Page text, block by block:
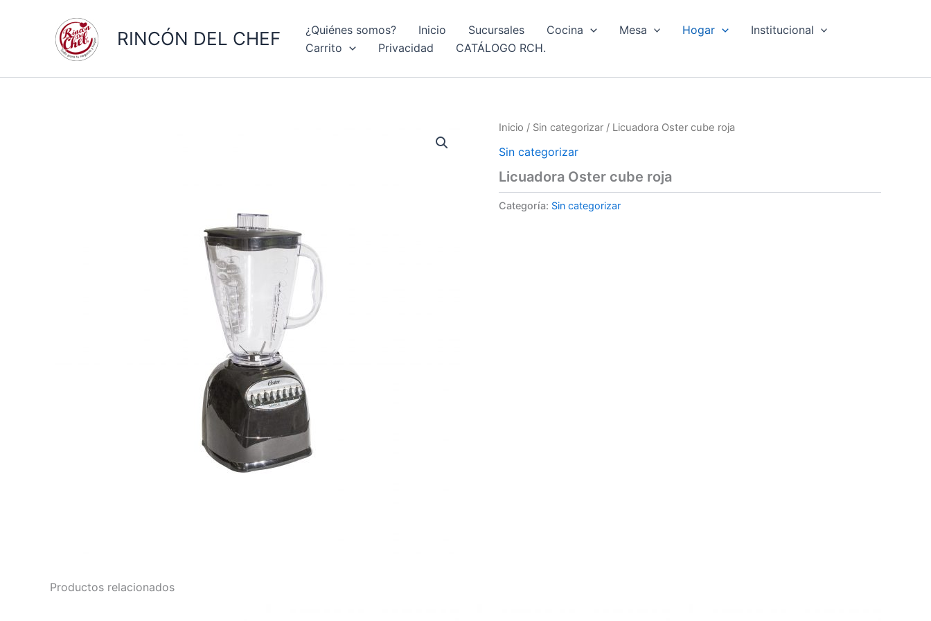
RINCÓN DEL CHEF ¿Quiénes somos? Inicio Sucursales Cocina Mesa Hogar
Institucional
Carrito
Privacidad CATÁLOGO RCH.
Inicio / Sin categorizar / Licuadora Oster cube roja
Sin categorizar
Licuadora Oster cube roja
Categoría: Sin categorizar
Productos relacionados